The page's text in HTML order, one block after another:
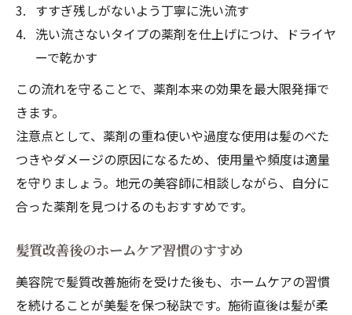
すすぎ残しがないよう丁寧に洗い流す
洗い流さないタイプの薬剤を仕上げにつけ、ドライヤ
ーで乾かす
この流れを守ることで、薬剤本来の効果を最大限発揮で
きます。
注意点として、薬剤の重ね使いや過度な使用は髪のべた
つきやダメージの原因になるため、使用量や頻度は適量
を守りましょう。地元の美容師に相談しながら、自分に
合った薬剤を見つけるのもおすすめです。
髪質改善後のホームケア習慣のすすめ
美容院で髪質改善施術を受けた後も、ホームケアの習慣
を続けることが美髪を保つ秘訣です。施術直後は髪が柔